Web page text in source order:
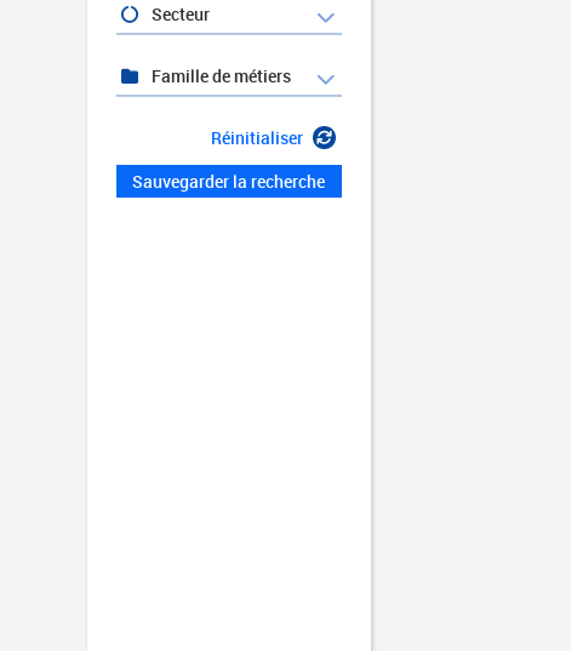
Secteur
Famille de métiers
Réinitialiser
Sauvegarder la recherche